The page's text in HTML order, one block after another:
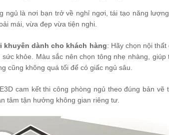
ngủ là nơi bạn trở về nghỉ ngơi, tái tạo năng
mái, vừa đẹp vừa tiện nghi.
khuyên dành cho khách hàng: Hãy chọn nội
sức khỏe. Màu sắc nên chọn tông nhẹ nhàng,
cũng không quá tối để có giấc ngủ sâu.
cam kết thi công phòng ngủ theo đúng bản
tâm tận hưởng không gian riêng tư.